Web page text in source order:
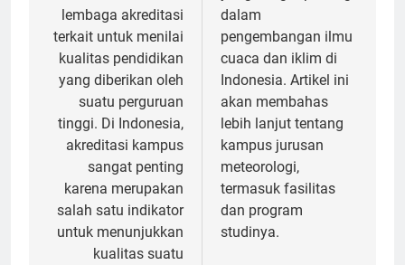
lembaga akreditasi
terkait untuk menilai
kualitas pendidikan
yang diberikan oleh
suatu perguruan
tinggi. Di Indonesia,
akreditasi kampus
sangat penting
karena merupakan
salah satu indikator
untuk menunjukkan
kualitas suatu
dalam
pengembangan ilmu
cuaca dan iklim di
Indonesia. Artikel ini
akan membahas
lebih lanjut tentang
kampus jurusan
meteorologi,
termasuk fasilitas
dan program
studinya.